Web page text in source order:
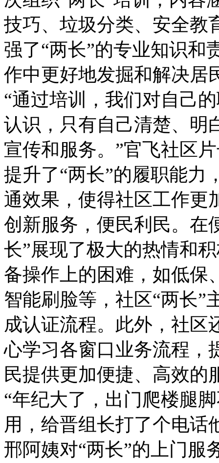
技巧、垃圾分类、安全教
强了“两长”的专业知识和
作中更好地发掘和解决居
“通过培训，我们对自己
认识，只有自己清楚、明
宣传和服务。”官飞社区
提升了“两长”的履职能力
通效果，使得社区工作更
创新服务，便民利民。在
长”展现了极大的热情和
备操作上的困难，如低保
智能刷脸等，社区“两长”
成认证流程。此外，社区
心学习各窗口业务流程，
民提供更加便捷、高效的
“年纪大了，出门爬楼腿
用，给晋组长打了个电话
邢阿姨对“两长”的上门服